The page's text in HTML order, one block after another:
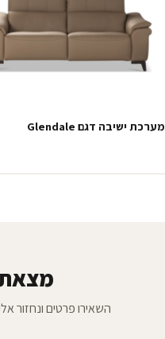
מערכת ישיבה דגם Glendale
השאירו פרטים ונחזור